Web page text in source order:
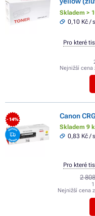
Skladem >
0,10 Kč /
Nejnižší cena
Pro které
- 14% Canon
Skladem 9
0,83 Kč /
2
Nejnižší cena
Pro které